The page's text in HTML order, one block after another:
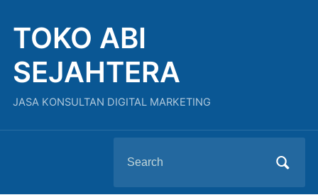
TOKO ABI
SEJAHTERA
JASA KONSULTAN DIGITAL MARKETING
for: